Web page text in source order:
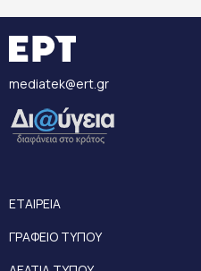
mediatek@ert.gr
ΕΤΑΙΡΕΙΑ
ΓΡΑΦΕΙΟ ΤΥΠΟΥ